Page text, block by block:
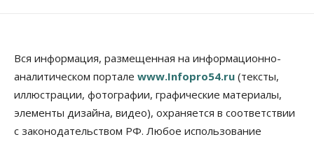
Недвижимость
Проект нового микрорайона на улице Кирова
утвердили в Новосибирске
05 Августа 2026, 15:30
Промышленность
Новосибирские компании произвели косметики
Вся информация, размещенная на информационно-
аналитическом портале www.Infopro54.ru (тексты,
иллюстрации, фотографии, графические материалы,
элементы дизайна, видео), охраняется в соответствии
с законодательством РФ. Любое использование